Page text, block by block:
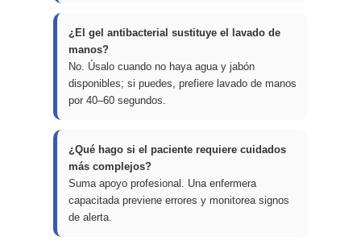
¿El gel antibacterial sustituye el lavado de
manos?
No. Úsalo cuando no haya agua y jabón
disponibles; si puedes, prefiere lavado de manos
por 40–60 segundos.
¿Qué hago si el paciente requiere cuidados
más complejos?
Suma apoyo profesional. Una enfermera
capacitada previene errores y monitorea signos
de alerta.